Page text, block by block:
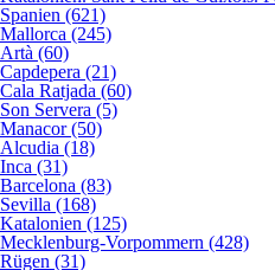
Spanien (621)
Mallorca (245)
Artà (60)
Capdepera (21)
Cala Ratjada (60)
Son Servera (5)
Manacor (50)
Alcudia (18)
Inca (31)
Barcelona (83)
Sevilla (168)
Katalonien (125)
Mecklenburg-Vorpommern (428)
Rügen (31)